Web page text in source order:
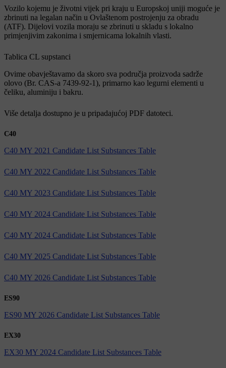
Vozilo kojemu je životni vijek pri kraju u Europskoj uniji moguće je
zbrinuti na legalan način u Ovlaštenom postrojenju za obradu
(ATF). Dijelovi vozila moraju se zbrinuti u skladu s lokalno
primjenjivim zakonima i smjernicama lokalnih vlasti.
Tablica CL supstanci
Ovime obavještavamo da skoro sva područja proizvoda sadrže
olovo (Br. CAS-a 7439-92-1), primarno kao legurni elementi u
čeliku, aluminiju i bakru.
Više detalja dostupno je u pripadajućoj PDF datoteci.
C40
C40 MY 2021 Candidate List Substances Table
C40 MY 2022 Candidate List Substances Table
C40 MY 2023 Candidate List Substances Table
C40 MY 2024 Candidate List Substances Table
C40 MY 2024 Candidate List Substances Table
C40 MY 2025 Candidate List Substances Table
C40 MY 2026 Candidate List Substances Table
ES90
ES90 MY 2026 Candidate List Substances Table
EX30
EX30 MY 2024 Candidate List Substances Table